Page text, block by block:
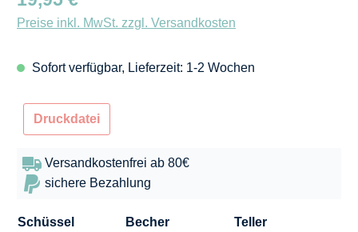
Schüssel Becher Teller
Preise inkl. MwSt. zzgl. Versandkosten
Sofort verfügbar, Lieferzeit: 1-2 Wochen
Druckdatei
Versandkostenfrei ab 80€
sichere Bezahlung